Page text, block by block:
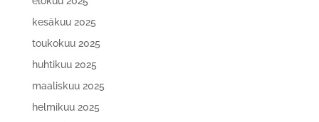
kesäkuu 2025
toukokuu 2025
huhtikuu 2025
maaliskuu 2025
helmikuu 2025